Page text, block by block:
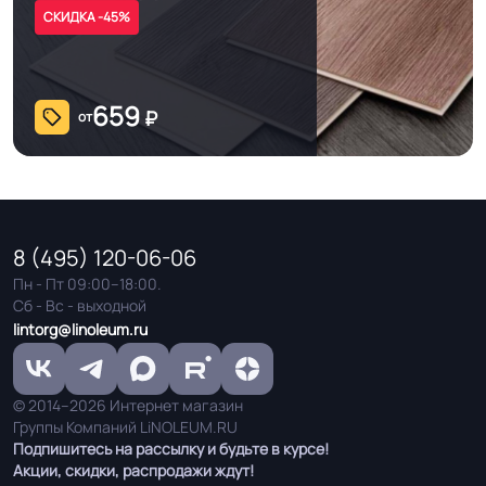
СКИДКА -45%
от659 ₽
Подпишитесь на рассылку и будьте в курсе!
Акции, скидки, распродажи ждут!
8 (495) 120-06-06
Пн - Пт 09:00–18:00.
Сб - Вс - выходной
lintorg@linoleum.ru
© 2014–2026 Интернет магазин
Группы Компаний LiNOLEUM.RU